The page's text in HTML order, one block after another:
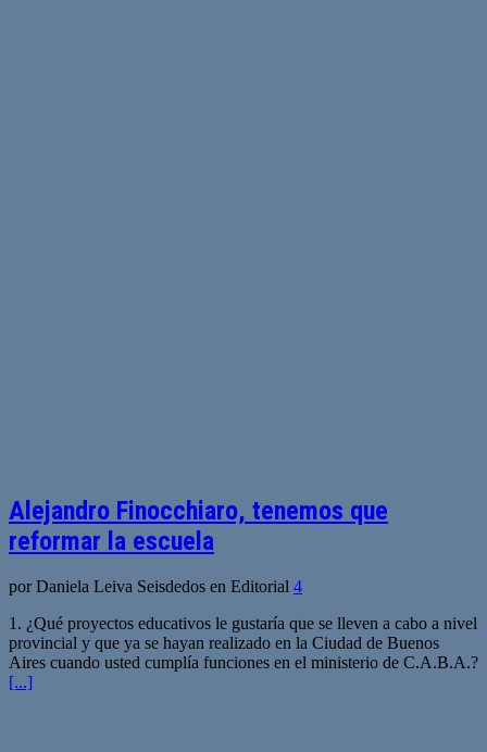
Alejandro Finocchiaro, tenemos que
reformar la escuela
por Daniela Leiva Seisdedos en Editorial 4
1. ¿Qué proyectos educativos le gustaría que se lleven a cabo a nivel
provincial y que ya se hayan realizado en la Ciudad de Buenos
Aires cuando usted cumplía funciones en el ministerio de C.A.B.A.?
[...]